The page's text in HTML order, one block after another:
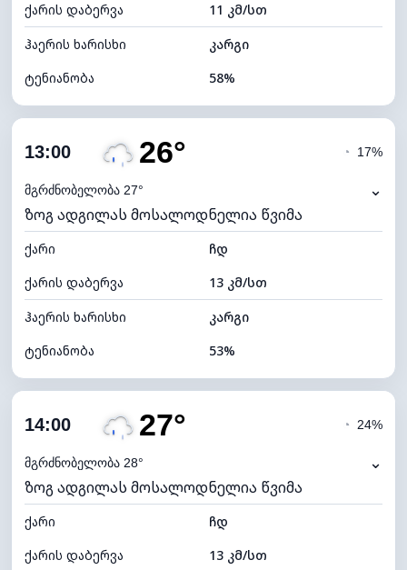
ღრუბლის სიმაღლე 6160 მ
ქარის დაბერვა
11 კმ/სთ
ჰაერის ხარისხი
კარგი
ტენიანობა
58%
ღრუბლიანობა
ნამის წერტილი
ხილვადობა
10 კმ
განათების ინდექსი 4 (მკრთალი)
ღრუბლის სიმაღლე 4960 მ
13:00 26°
მგრძნობელობა 27°
◔ 17%
⌄
ზოგ ადგილას მოსალოდნელია წვიმა
ქარი
ჩდ
ქარის დაბერვა
13 კმ/სთ
ჰაერის ხარისხი
კარგი
ტენიანობა
53%
ღრუბლიანობა
ნამის წერტილი
ხილვადობა
10 კმ
განათების ინდექსი 4 (მკრთალი)
ღრუბლის სიმაღლე 5200 მ
14:00 27°
მგრძნობელობა 28°
◔ 24%
⌄
ზოგ ადგილას მოსალოდნელია წვიმა
ქარი
ჩდ
ქარის დაბერვა
13 კმ/სთ